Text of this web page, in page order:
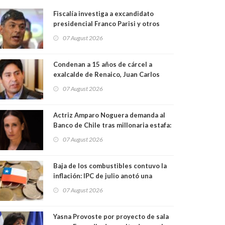
Fiscalía investiga a excandidato
presidencial Franco Parisi y otros
lavado de activos y fraude
07 August 2026
Condenan a 15 años de cárcel a
exalcalde de Renaico, Juan Carlos
07 August 2026
Actriz Amparo Noguera demanda al
Banco de Chile tras millonaria estafa:
07 August 2026
Baja de los combustibles contuvo la
inflación: IPC de julio anotó una
07 August 2026
Yasna Provoste por proyecto de sala